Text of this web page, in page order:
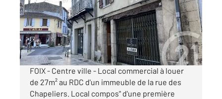
Appartement Local à louer
350 €
par mois charges comprises
FOIX - Centre ville - Local commercial à louer
de 27m² au RDC d'un immeuble de la rue des
Chapeliers. Local compos" d'une première